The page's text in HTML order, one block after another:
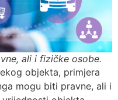
ali i fizičke osobe.
objekta, primjera
mogu biti pravne, ali i